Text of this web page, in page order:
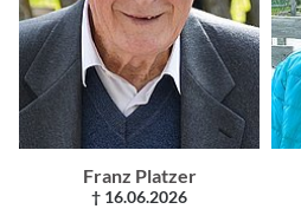
Franz Platzer
† 16.06.2026